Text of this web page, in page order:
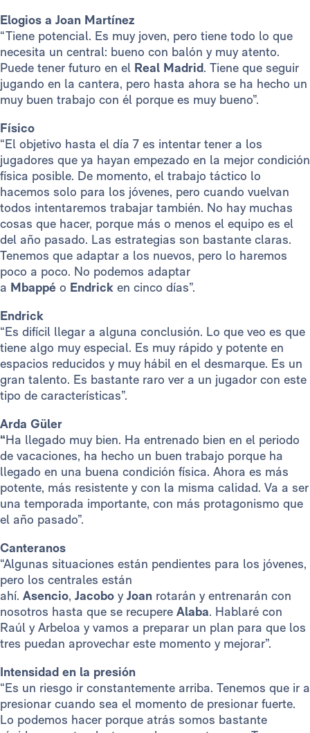
Elogios a Joan Martínez
“Tiene potencial. Es muy joven, pero tiene todo lo que
necesita un central: bueno con balón y muy atento.
Puede tener futuro en el Real Madrid. Tiene que seguir
jugando en la cantera, pero hasta ahora se ha hecho un
muy buen trabajo con él porque es muy bueno”.
Físico
“El objetivo hasta el día 7 es intentar tener a los
jugadores que ya hayan empezado en la mejor condición
física posible. De momento, el trabajo táctico lo
hacemos solo para los jóvenes, pero cuando vuelvan
todos intentaremos trabajar también. No hay muchas
cosas que hacer, porque más o menos el equipo es el
del año pasado. Las estrategias son bastante claras.
Tenemos que adaptar a los nuevos, pero lo haremos
poco a poco. No podemos adaptar
a Mbappé o Endrick en cinco días”.
Endrick
“Es difícil llegar a alguna conclusión. Lo que veo es que
tiene algo muy especial. Es muy rápido y potente en
espacios reducidos y muy hábil en el desmarque. Es un
gran talento. Es bastante raro ver a un jugador con este
tipo de características”.
Arda Güler
“Ha llegado muy bien. Ha entrenado bien en el periodo
de vacaciones, ha hecho un buen trabajo porque ha
llegado en una buena condición física. Ahora es más
potente, más resistente y con la misma calidad. Va a ser
una temporada importante, con más protagonismo que
el año pasado”.
Canteranos
“Algunas situaciones están pendientes para los jóvenes,
pero los centrales están
ahí. Asencio, Jacobo yJoan rotarán y entrenarán con
nosotros hasta que se recupere Alaba. Hablaré con
Raúl y Arbeloa y vamos a preparar un plan para que los
tres puedan aprovechar este momento y mejorar”.
Intensidad en la presión
“Es un riesgo ir constantemente arriba. Tenemos que ir a
presionar cuando sea el momento de presionar fuerte.
Lo podemos hacer porque atrás somos bastante